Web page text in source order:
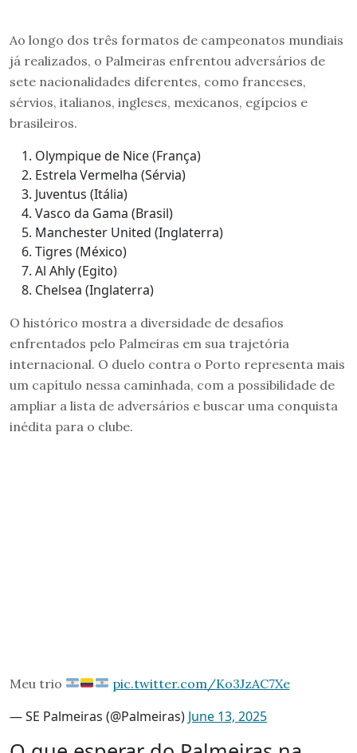
Ao longo dos três formatos de campeonatos mundiais
já realizados, o Palmeiras enfrentou adversários de
sete nacionalidades diferentes, como franceses,
sérvios, italianos, ingleses, mexicanos, egípcios e
brasileiros.
Olympique de Nice (França)
Estrela Vermelha (Sérvia)
Juventus (Itália)
Vasco da Gama (Brasil)
Manchester United (Inglaterra)
Tigres (México)
Al Ahly (Egito)
Chelsea (Inglaterra)
O histórico mostra a diversidade de desafios
enfrentados pelo Palmeiras em sua trajetória
internacional. O duelo contra o Porto representa mais
um capítulo nessa caminhada, com a possibilidade de
ampliar a lista de adversários e buscar uma conquista
inédita para o clube.
Meu trio pic.twitter.com/Ko3JzAC7Xe
— SE Palmeiras (@Palmeiras) June 13, 2025